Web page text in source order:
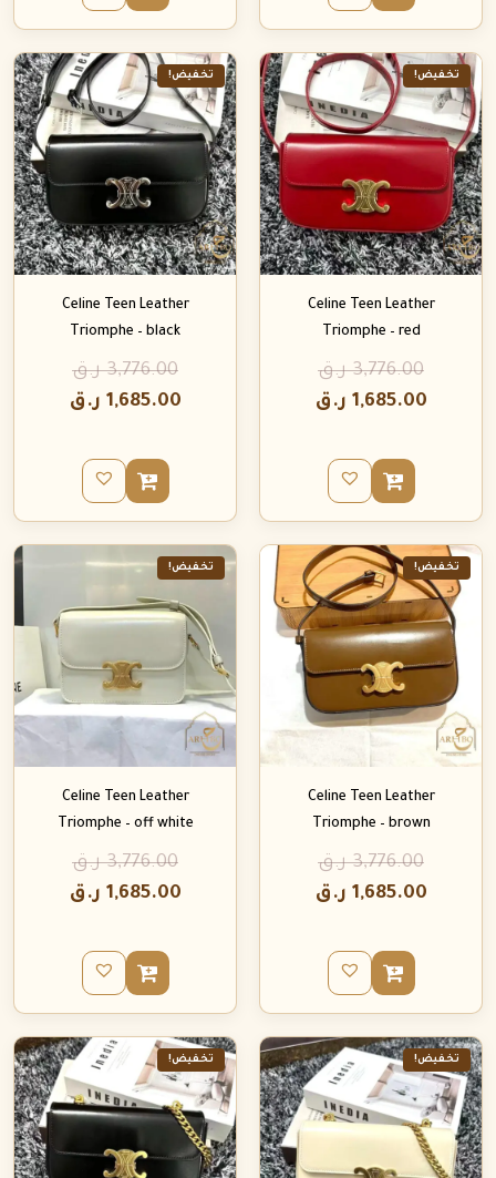
تخفيض!
Celine Teen Leather
Triomphe – red
3,776.00 ر.ق
1,685.00 ر.ق
تخفيض!
Celine Teen Leather
Triomphe – black
3,776.00 ر.ق
1,685.00 ر.ق
تخفيض!
Celine Teen Leather
Triomphe – brown
3,776.00 ر.ق
1,685.00 ر.ق
تخفيض!
Celine Teen Leather
Triomphe – off white
3,776.00 ر.ق
1,685.00 ر.ق
تخفيض! تخفيض!